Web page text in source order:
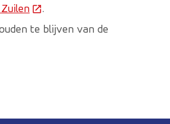
(Deze link gaat naar een
.
te blijven van de